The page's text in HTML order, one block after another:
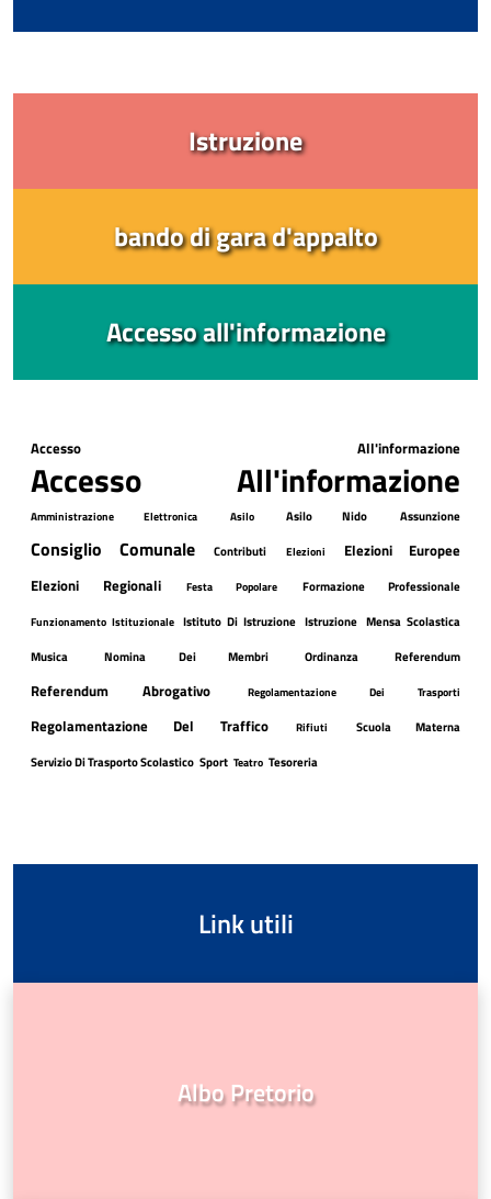
Istruzione
bando di gara d'appalto
Accesso all'informazione
Accesso All'informazione
Accesso All'informazione
Amministrazione Elettronica Asilo Asilo Nido Assunzione
Consiglio Comunale Contributi Elezioni
Elezioni Europee
Elezioni Regionali
Festa Popolare Formazione Professionale
Funzionamento Istituzionale Istituto Di Istruzione Istruzione Mensa Scolastica
Musica
Nomina Dei Membri Ordinanza Referendum
Referendum Abrogativo Regolamentazione Dei Trasporti
Regolamentazione Del Traffico Rifiuti
Scuola Materna
Servizio Di Trasporto Scolastico Sport Teatro Tesoreria
Link utili
Albo Pretorio